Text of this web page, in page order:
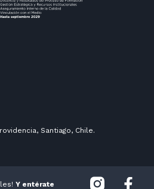
Santiago, Chile.
Y entérate